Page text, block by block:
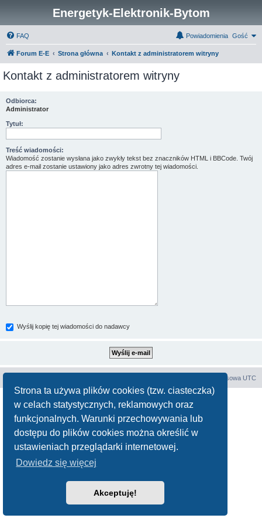
Strona ta używa plików cookies (tzw. ciasteczka)
w celach statystycznych, reklamowych oraz
funkcjonalnych. Warunki przechowywania lub
dostępu do plików cookies można określić w
ustawieniach przeglądarki internetowej.
Dowiedz się więcej
Akceptuję!
Energetyk-Elektronik-Bytom
FAQ Gość
Powiadomienia
Forum E-E Strona główna Kontakt z administratorem witryny
Kontakt z administratorem witryny
Odbiorca:
Administrator
Tytuł:
Treść wiadomości:
Wiadomość zostanie wysłana jako zwykły tekst bez znaczników HTML i BBCode. Twój
adres e-mail zostanie ustawiony jako adres zwrotny tej wiadomości.
Wyślij kopię tej wiadomości do nadawcy
Strefa czasowa UTC
Polski pakiet językowy dostarcza phpBB.pl
Zasady ochrony danych osobowych|Regulamin